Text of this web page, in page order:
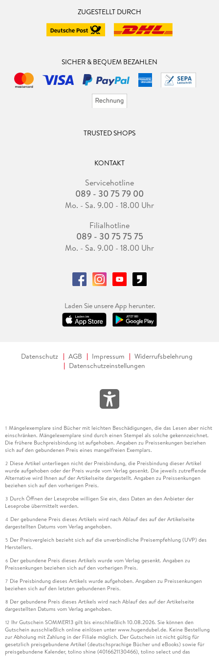
ZUGESTELLT DURCH
SICHER & BEQUEM BEZAHLEN
TRUSTED SHOPS
KONTAKT
Servicehotline
089 - 30 75 79 00
Mo. - Sa. 9.00 - 18.00 Uhr
Filialhotline
089 - 30 75 75 75
Mo. - Sa. 9.00 - 18.00 Uhr
Laden Sie unsere App herunter.
Datenschutz AGB Impressum
Widerrufsbelehrung
Datenschutzeinstellungen
1 Mängelexemplare sind Bücher mit leichten Beschädigungen, die das Lesen aber nicht
einschränken. Mängelexemplare sind durch einen Stempel als solche gekennzeichnet.
Die frühere Buchpreisbindung ist aufgehoben. Angaben zu Preissenkungen beziehen
sich auf den gebundenen Preis eines mangelfreien Exemplars.
2 Diese Artikel unterliegen nicht der Preisbindung, die Preisbindung dieser Artikel
wurde aufgehoben oder der Preis wurde vom Verlag gesenkt. Die jeweils zutreffende
Alternative wird Ihnen auf der Artikelseite dargestellt. Angaben zu Preissenkungen
beziehen sich auf den vorherigen Preis.
3 Durch Öffnen der Leseprobe willigen Sie ein, dass Daten an den Anbieter der
Leseprobe übermittelt werden.
4 Der gebundene Preis dieses Artikels wird nach Ablauf des auf der Artikelseite
dargestellten Datums vom Verlag angehoben.
5 Der Preisvergleich bezieht sich auf die unverbindliche Preisempfehlung (UVP) des
Herstellers.
6 Der gebundene Preis dieses Artikels wurde vom Verlag gesenkt. Angaben zu
Preissenkungen beziehen sich auf den vorherigen Preis.
7 Die Preisbindung dieses Artikels wurde aufgehoben. Angaben zu Preissenkungen
beziehen sich auf den letzten gebundenen Preis.
8 Der gebundene Preis dieses Artikels wird nach Ablauf des auf der Artikelseite
dargestellten Datums vom Verlag angehoben.
12 Ihr Gutschein SOMMER13 gilt bis einschließlich 10.08.2026. Sie können den
Gutschein ausschließlich online einlösen unter www.hugendubel.de. Keine Bestellung
zur Abholung mit Zahlung in der Filiale möglich. Der Gutschein ist nicht gültig für
gesetzlich preisgebundene Artikel (deutschsprachige Bücher und eBooks) sowie für
preisgebundene Kalender, tolino shine (4016621130466), tolino select und das